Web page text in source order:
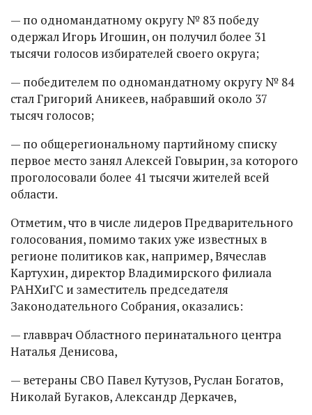
— по одномандатному округу № 83 победу
одержал Игорь Игошин, он получил более 31
тысячи голосов избирателей своего округа;
— победителем по одномандатному округу № 84
стал Григорий Аникеев, набравший около 37
тысяч голосов;
— по общерегиональному партийному списку
первое место занял Алексей Говырин, за которого
проголосовали более 41 тысячи жителей всей
области.
Отметим, что в числе лидеров Предварительного
голосования, помимо таких уже известных в
регионе политиков как, например, Вячеслав
Картухин, директор Владимирского филиала
РАНХиГС и заместитель председателя
Законодательного Собрания, оказались:
— главврач Областного перинатального центра
Наталья Денисова,
— ветераны СВО Павел Кутузов, Руслан Богатов,
Николай Бугаков, Александр Деркачев,